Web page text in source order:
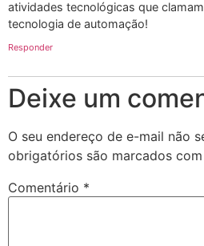
atividades tecnológicas que
tecnologia de automação!
Responder
Deixe um
O seu endereço de e-mail não
obrigatórios são marcados com
Comentário *